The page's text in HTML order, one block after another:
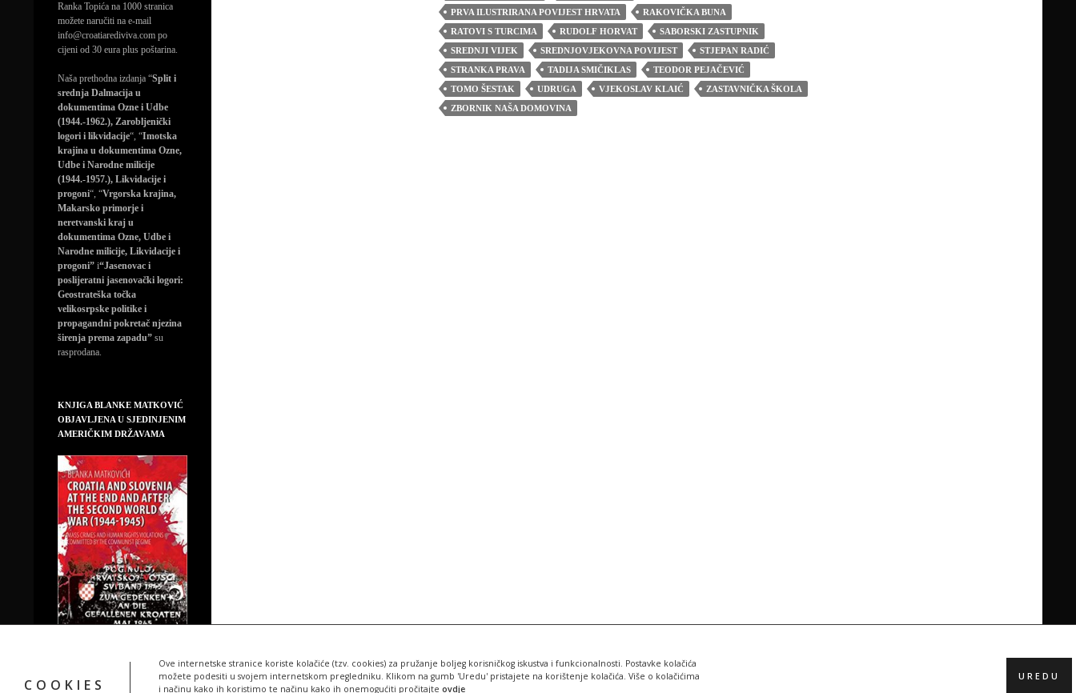
COOKIES
Ove internetske stranice koriste kolačiće (tzv. cookies) za pružanje boljeg korisničkog iskustva i funkcionalnosti. Postavke kolačića
možete podesiti u svojem internetskom pregledniku. Klikom na gumb 'Uredu' pristajete na korištenje kolačića. Više o kolačićima
i načinu kako ih koristimo te načinu kako ih onemogućiti pročitajte ovdje
UREDU
PRVA ILUSTRIRANA POVIJEST HRVATA
RAKOVIČKA BUNA
RATOVI S TURCIMA
RUDOLF HORVAT
SABORSKI ZASTUPNIK
SREDNJI VIJEK
SREDNJOVJEKOVNA POVIJEST
STJEPAN RADIĆ
STRANKA PRAVA
TADIJA SMIČIKLAS
TEODOR PEJAČEVIĆ
TOMO ŠESTAK
UDRUGA VJEKOSLAV KLAIĆ
ZASTAVNIČKA ŠKOLA
ZBORNIK NAŠA DOMOVINA
Ranka Topića na 1000 stranica
možete naručiti na e-mail
info@croatiarediviva.com po
cijeni od 30 eura plus poštarina.
Naša prethodna izdanja “Split i
srednja Dalmacija u
dokumentima Ozne i Udbe
(1944.-1962.), Zarobljenički
logori i likvidacije“, “Imotska
krajina u dokumentima Ozne,
Udbe i Narodne milicije
(1944.-1957.), Likvidacije i
progoni“, “Vrgorska krajina,
Makarsko primorje i
neretvanski kraj u
dokumentima Ozne, Udbe i
Narodne milicije, Likvidacije i
progoni” i“Jasenovac i
poslijeratni jasenovački logori:
Geostrateška točka
velikosrpske politike i
propagandni pokretač njezina
širenja prema zapadu” su
rasprodana.
KNJIGA BLANKE MATKOVIĆ
OBJAVLJENA U SJEDINJENIM
AMERIČKIM DRŽAVAMA